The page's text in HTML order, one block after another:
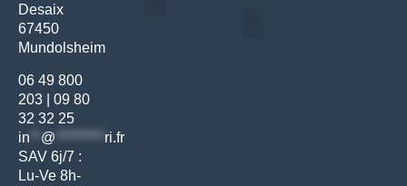
Desaix
67450
Mundolsheim
06 49 800
203
09 80
32 32 25
in
@ ********* ri.fr
SAV 6j/7 :
Lu-Ve 8h-